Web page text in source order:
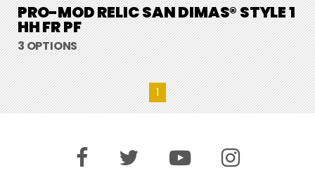
PRO-MOD RELIC SAN DIMAS® STYLE 1
HH FR PF
3 OPTIONS
1